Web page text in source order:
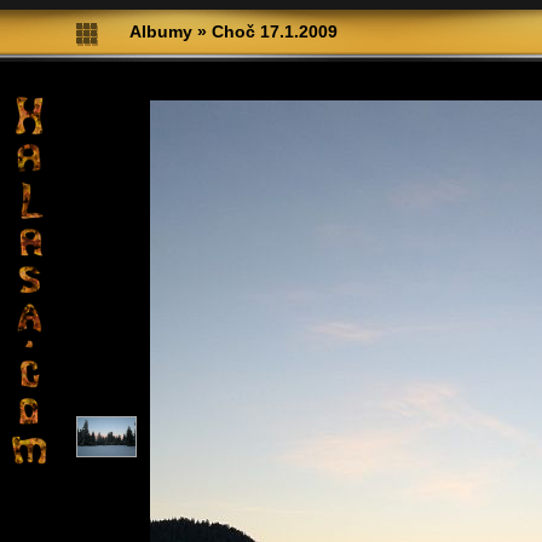
Albumy » Choč 17.1.2009